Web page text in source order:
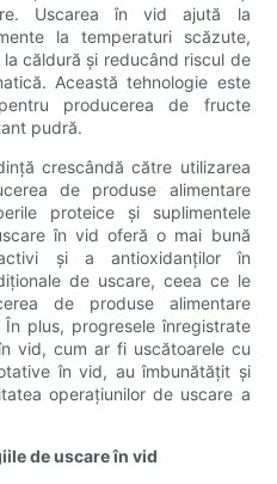
Uscarea în vid ajută la
la temperaturi scăzute,
căldură și reducând riscul de
Această tehnologie este
producerea de fructe
pudră.
crescândă către utilizarea
de produse alimentare
proteice și suplimentele
în vid oferă o mai bună
și a antioxidanților în
de uscare, ceea ce le
de produse alimentare
plus, progresele înregistrate
vid, cum ar fi uscătoarele cu
în vid, au îmbunătățit și
operațiunilor de uscare a
de uscare în vid